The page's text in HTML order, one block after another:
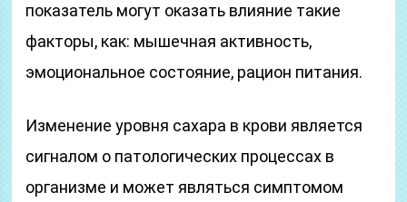
показатель могут оказать влияние такие
факторы, как: мышечная активность,
эмоциональное состояние, рацион питания.
Изменение уровня сахара в крови является
сигналом о патологических процессах в
организме и может являться симптомом